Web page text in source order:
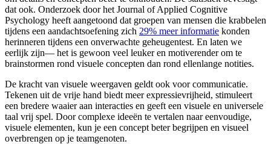
dat ook. Onderzoek door het Journal of Applied Cognitive
Psychology heeft aangetoond dat groepen van mensen die krabbelen
tijdens een aandachtsoefening zich 29% meer informatie konden
herinneren tijdens een onverwachte geheugentest. En laten we
eerlijk zijn— het is gewoon veel leuker en motiverender om te
brainstormen rond visuele concepten dan rond ellenlange notities.
De kracht van visuele weergaven geldt ook voor communicatie.
Tekenen uit de vrije hand biedt meer expressievrijheid, stimuleert
een bredere waaier aan interacties en geeft een visuele en universele
taal vrij spel. Door complexe ideeën te vertalen naar eenvoudige,
visuele elementen, kun je een concept beter begrijpen en visueel
overbrengen op je teamgenoten.